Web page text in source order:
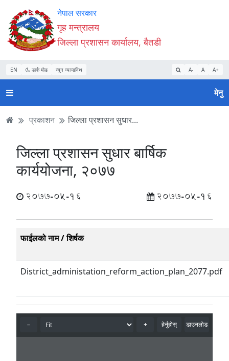
Accessibility
Mode
सुरु
गर्नुहोस्
सामाग्री
पढ्नुहाेस्
नेभिगेसन
पढ्नुहाेस्
वेबसाइट
खोजमा
जानुहोस्
नेपाल सरकार
गृह मन्त्रालय
जिल्ला प्रशासन कार्यालय, बैतडी
EN डार्क मोड न्यून व्यान्डविथ A- A A+
मेनु
प्रकाशन जिल्ला प्रशासन सुधार...
जिल्ला प्रशासन सुधार बार्षिक
कार्ययोजना, २०७७
2077-05-16 2077-05-16
फाईलको नाम / शिर्षक
District_administation_reform_action_plan_2077.pdf